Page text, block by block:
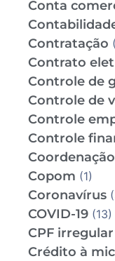
Conta
Contratação
Contrato
Controle de
Controle de
Controle
Controle
Copom (1)
Coronavírus
COVID-19 (13)
CPF irregular
Crédito à